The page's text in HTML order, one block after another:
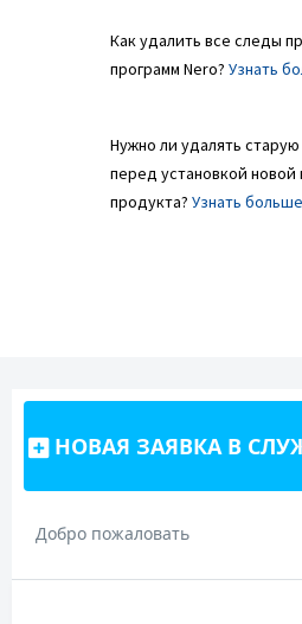
Как удалить все следы
программ Nero? Узнать
Нужно ли удалять
перед установкой новой
продукта? Узнать
НОВАЯ ЗАЯВКА В
Добро пожаловать